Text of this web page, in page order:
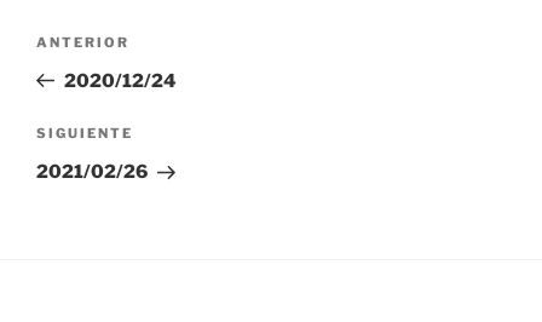
entradas
Entrada
anterior:
ANTERIOR
2020/12/24
Siguiente
entrada
SIGUIENTE
2021/02/26